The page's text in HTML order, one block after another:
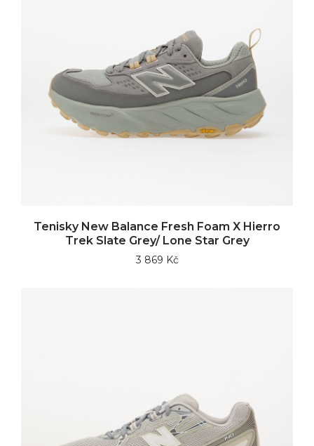
Tenisky New Balance Fresh Foam X Hierro
Trek Slate Grey/ Lone Star Grey
3 869 Kč